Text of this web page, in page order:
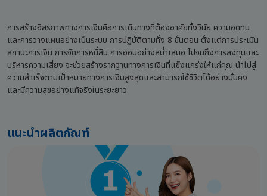
การสร้างอิสรภาพทางการเงินคือการเดินทางที่ต้องอาศัยทั้งวินัย ความอดทน
และการวางแผนอย่างเป็นระบบ การปฏิบัติตามทั้ง 8 ขั้นตอน ตั้งแต่การประเมิน
สถานะการเงิน การจัดการหนี้สิน การออมอย่างสม่ำเสมอ ไปจนถึงการลงทุนและ
บริหารความเสี่ยง จะช่วยสร้างรากฐานทางการเงินที่แข็งแกร่งให้แก่คุณ นำไปสู่
ความสำเร็จตามเป้าหมายทางการเงินสูงสุดและสามารถใช้ชีวิตได้อย่างมั่นคง
และมีความสุขอย่างแท้จริงในระยะยาว
แนะนำผลิตภัณฑ์